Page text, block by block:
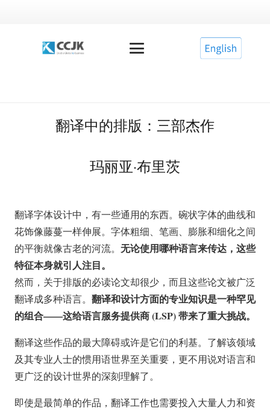
翻译中的排版：三部杰作
玛丽亚·布里茨
翻译字体设计中，有一些通用的东西。碗状字体的曲线和
花饰像藤蔓一样伸展。字体粗细、笔画、膨胀和细化之间
的平衡就像古老的河流。 无论使用哪种语言来传达，这些
特征本身就引人注目。
然而，关于排版的必读论文却很少，而且这些论文被广泛
翻译成多种语言。 翻译和设计方面的专业知识是一种罕见
的组合——这给语言服务提供商 (LSP) 带来了重大挑战。
翻译这些作品的最大障碍或许是它们的利基。了解该领域
及其专业人士的惯用语世界至关重要，更不用说对语言和
更广泛的设计世界的深刻理解了。
即使是最简单的作品，翻译工作也需要投入大量人力和资